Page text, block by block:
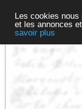
Les cookies
et les annonces
savoir plus